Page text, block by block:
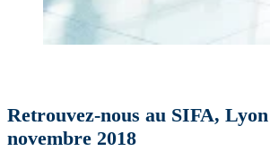
Retrouvez-nous au SIFA,
novembre 2018